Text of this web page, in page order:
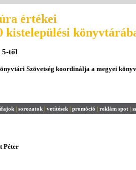
értékei
kistelepülési
5-től
Szövetség koordinálja a megyei
| sorozatok | vetítések | promóció | reklám spot |
Péter